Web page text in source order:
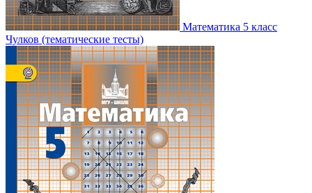
Математика 5 класс
Чулков (тематические тесты)